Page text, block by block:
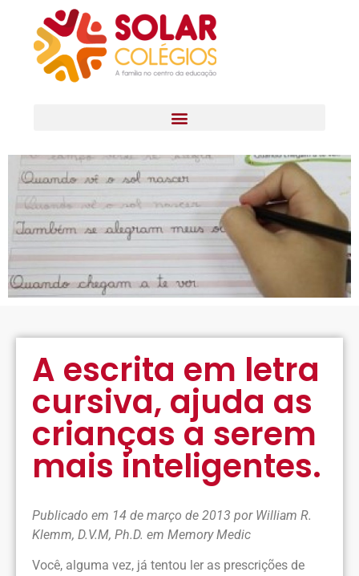
A escrita em letra
cursiva, ajuda as
crianças a serem
mais inteligentes.
Publicado em 14 de março de 2013 por William R.
Klemm, D.V.M, Ph.D. em Memory Medic
Você, alguma vez, já tentou ler as prescrições de